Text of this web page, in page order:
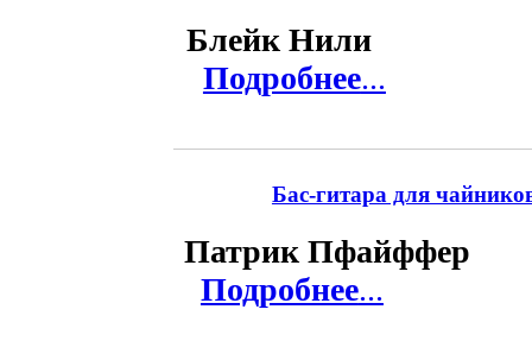
Блейк Нили
Подробнее...
Бас-гитара для
Патрик Пфайффер
Подробнее...